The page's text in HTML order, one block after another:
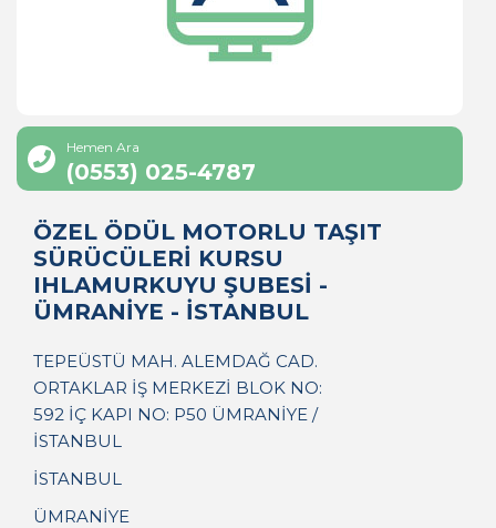
Hemen Ara
(0553) 025-4787
ÖZEL ÖDÜL MOTORLU TAŞIT
SÜRÜCÜLERİ KURSU
IHLAMURKUYU ŞUBESİ -
ÜMRANİYE - İSTANBUL
TEPEÜSTÜ MAH. ALEMDAĞ CAD.
ORTAKLAR İŞ MERKEZİ BLOK NO:
592 İÇ KAPI NO: P50 ÜMRANİYE /
İSTANBUL
İSTANBUL
ÜMRANİYE